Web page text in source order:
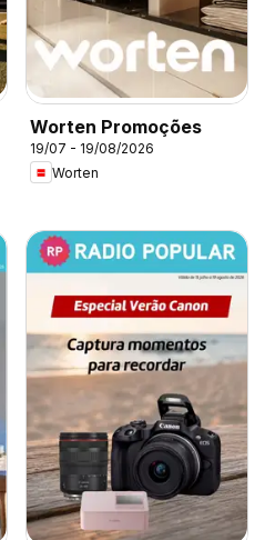
Worten Promoções
19/07 - 19/08/2026
Worten